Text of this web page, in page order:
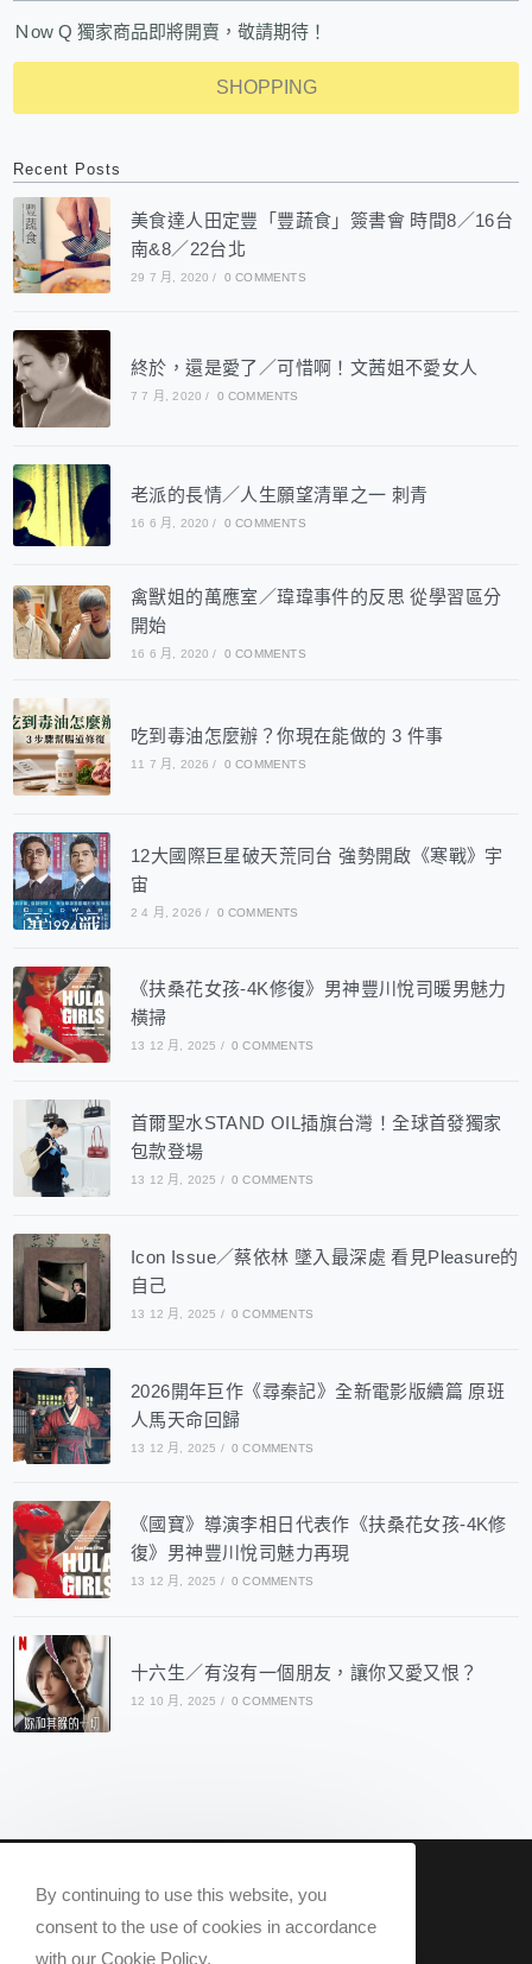
Ｎow Q 獨家商品即將開賣，敬請期待！
SHOPPING
Recent Posts
美食達人田定豐「豐蔬食」簽書會 時間8／16台
南&8／22台北
29 7 月, 2020 / 0 COMMENTS
終於，還是愛了／可惜啊！文茜姐不愛女人
7 7 月, 2020 / 0 COMMENTS
老派的長情／人生願望清單之一 刺青
16 6 月, 2020 / 0 COMMENTS
禽獸姐的萬應室／瑋瑋事件的反思 從學習區分
開始
16 6 月, 2020 / 0 COMMENTS
吃到毒油怎麼辦？你現在能做的 3 件事
11 7 月, 2026 / 0 COMMENTS
12大國際巨星破天荒同台 強勢開啟《寒戰》宇
宙
2 4 月, 2026 / 0 COMMENTS
《扶桑花女孩-4K修復》男神豐川悅司暖男魅力
橫掃
13 12 月, 2025 / 0 COMMENTS
首爾聖水STAND OIL插旗台灣！全球首發獨家
包款登場
13 12 月, 2025 / 0 COMMENTS
Icon Issue／蔡依林 墜入最深處 看見Pleasure的
自己
13 12 月, 2025 / 0 COMMENTS
2026開年巨作《尋秦記》全新電影版續篇 原班
人馬天命回歸
13 12 月, 2025 / 0 COMMENTS
《國寶》導演李相日代表作《扶桑花女孩-4K修
復》男神豐川悅司魅力再現
13 12 月, 2025 / 0 COMMENTS
十六生／有沒有一個朋友，讓你又愛又恨？
12 10 月, 2025 / 0 COMMENTS
Now Q 2020 @ All rights reserved.
By continuing to use this website, you
consent to the use of cookies in accordance
with our Cookie Policy.